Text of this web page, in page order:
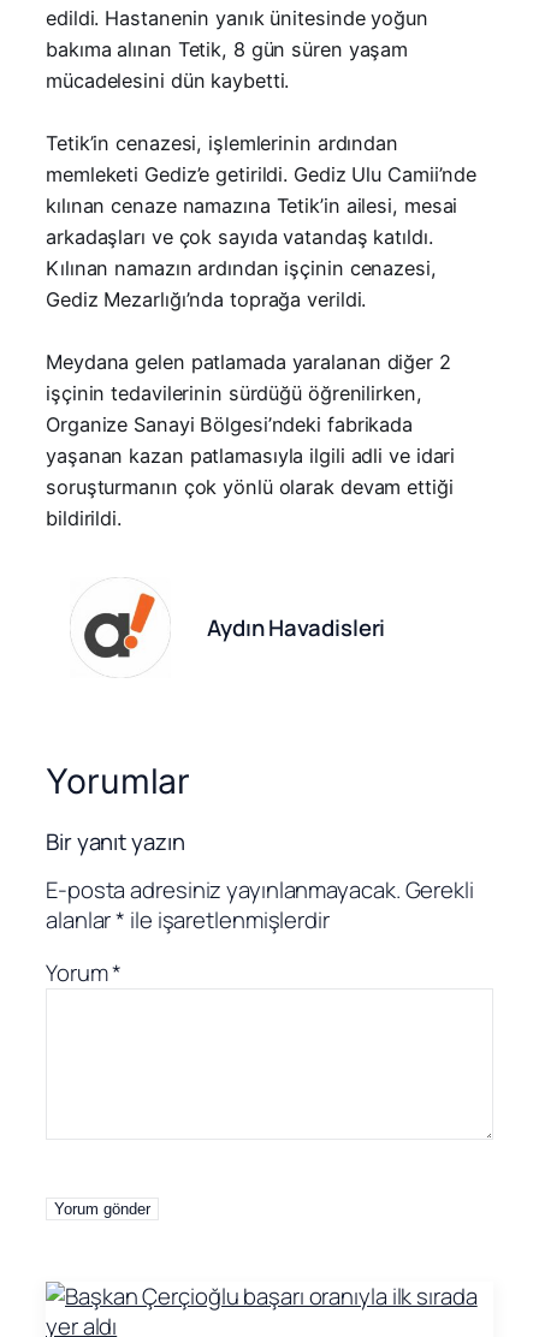
edildi. Hastanenin yanık ünitesinde yoğun
bakıma alınan Tetik, 8 gün süren yaşam
mücadelesini dün kaybetti.
Tetik’in cenazesi, işlemlerinin ardından
memleketi Gediz’e getirildi. Gediz Ulu Camii’nde
kılınan cenaze namazına Tetik’in ailesi, mesai
arkadaşları ve çok sayıda vatandaş katıldı.
Kılınan namazın ardından işçinin cenazesi,
Gediz Mezarlığı’nda toprağa verildi.
Meydana gelen patlamada yaralanan diğer 2
işçinin tedavilerinin sürdüğü öğrenilirken,
Organize Sanayi Bölgesi’ndeki fabrikada
yaşanan kazan patlamasıyla ilgili adli ve idari
soruşturmanın çok yönlü olarak devam ettiği
bildirildi.
Aydın Havadisleri
Yorumlar
Bir yanıt yazın
E-posta adresiniz yayınlanmayacak.Gerekli
alanlar* ile işaretlenmişlerdir
Yorum*